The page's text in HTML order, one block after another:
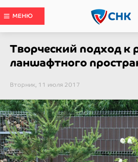
МЕНЮ
Творческий подход к
ланшафтного
Вторник, 11 июля 2017